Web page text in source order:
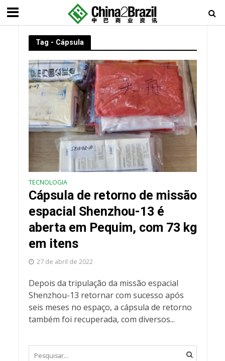
Tag - Cápsula
TECNOLOGIA
Cápsula de retorno de missão
espacial Shenzhou-13 é
aberta em Pequim, com 73 kg
em itens
27 de abril de 2022
Depois da tripulação da missão espacial
Shenzhou-13 retornar com sucesso após
seis meses no espaço, a cápsula de retorno
também foi recuperada, com diversos...